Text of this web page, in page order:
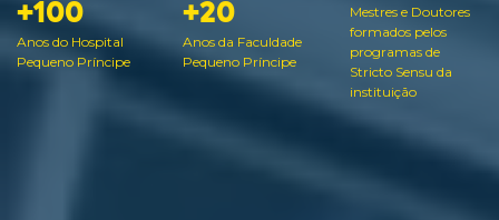
+100
Anos do Hospital
Pequeno Príncipe
+20
Anos da Faculdade
Pequeno Príncipe
Mestres e Doutores
formados pelos
programas de
Stricto Sensu da
instituição